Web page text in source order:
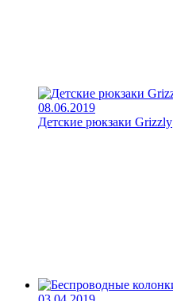
08.06.2019
Детские рюкзаки Grizzly